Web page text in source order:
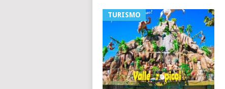
TURISMO